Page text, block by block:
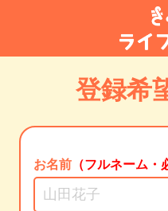
登録希
お名前 （フルネーム・